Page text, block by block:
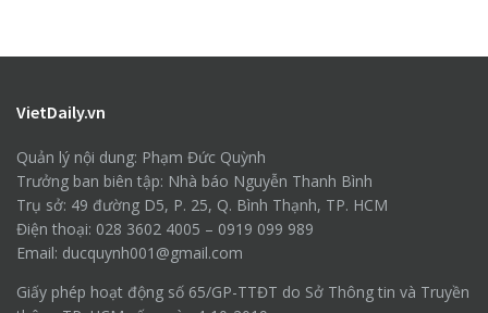
VietDaily.vn
Quản lý nội dung: Phạm Đức Quỳnh
Trưởng ban biên tập: Nhà báo Nguyễn Thanh Bình
Trụ sở: 49 đường D5, P. 25, Q. Bình Thạnh, TP. HCM
Điện thoại: 028 3602 4005 – 0919 099 989
Email: ducquynh001@gmail.com
Giấy phép hoạt động số 65/GP-TTĐT do Sở Thông tin và Truyền